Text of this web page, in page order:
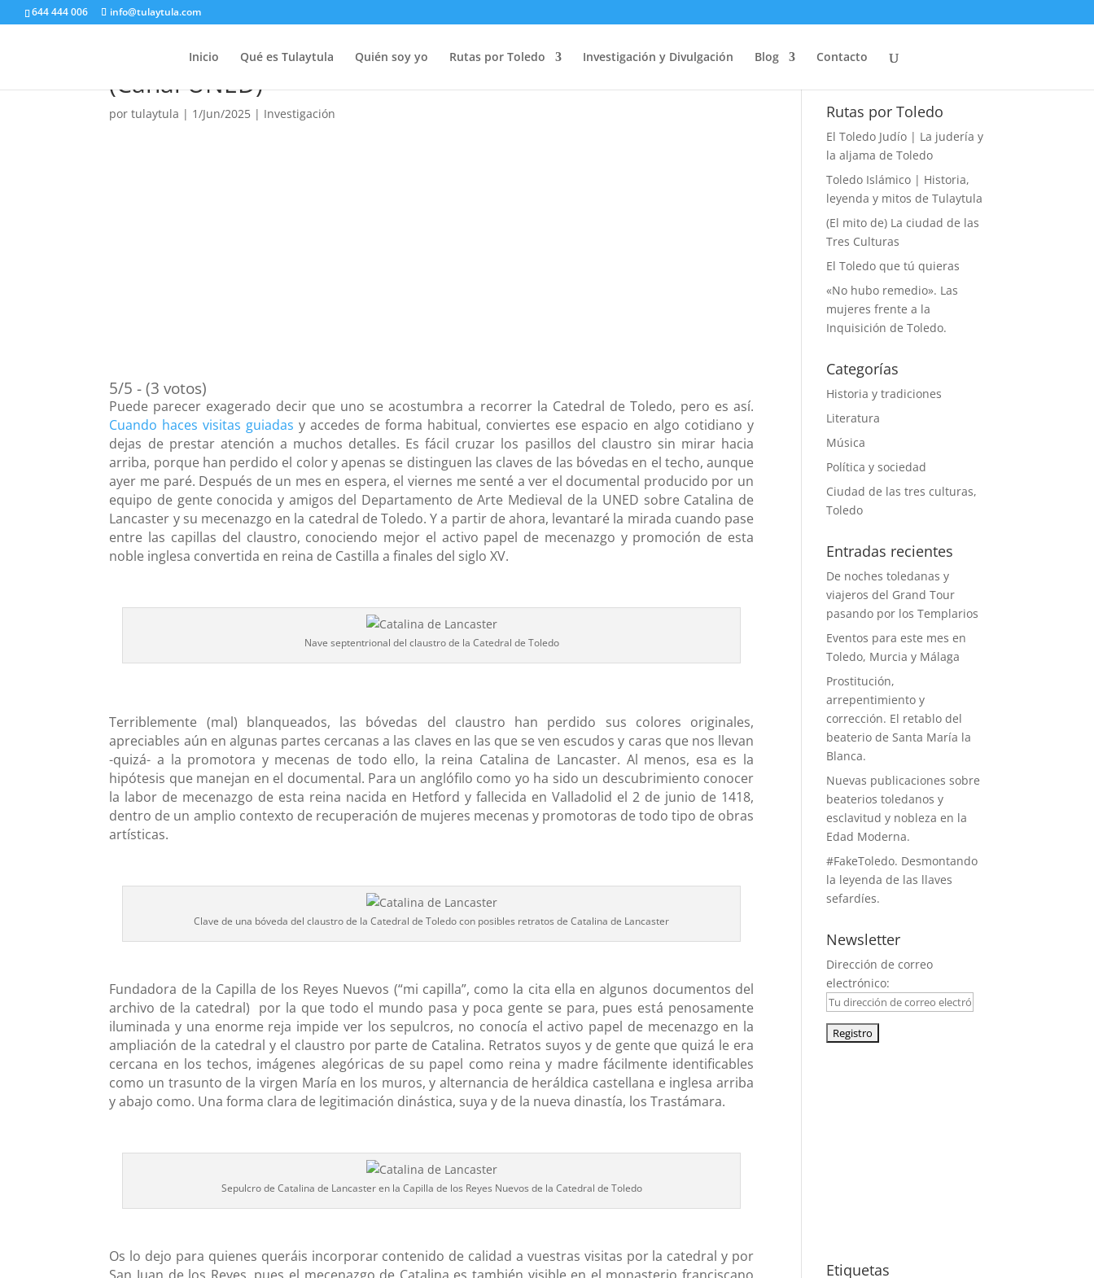
644 444 006 info@tulaytula.com
Inicio Qué es Tulaytula Quién soy yo Rutas por Toledo Investigación y Divulgación Blog Contacto
La huella de la reina Catalina de Lancaster en Toledo
(Canal UNED)
portulaytula | 1/Jun/2025 | Investigación
5/5 - (3 votos)
Puede parecer exagerado decir que uno se acostumbra a recorrer la Catedral de Toledo, pero es así.
Cuando haces visitas guiadas y accedes de forma habitual, conviertes ese espacio en algo cotidiano y
dejas de prestar atención a muchos detalles. Es fácil cruzar los pasillos del claustro sin mirar hacia
arriba, porque han perdido el color y apenas se distinguen las claves de las bóvedas en el techo, aunque
ayer me paré. Después de un mes en espera, el viernes me senté a ver el documental producido por un
equipo de gente conocida y amigos del Departamento de Arte Medieval de la UNED sobre Catalina de
Lancaster y su mecenazgo en la catedral de Toledo. Y a partir de ahora, levantaré la mirada cuando pase
entre las capillas del claustro, conociendo mejor el activo papel de mecenazgo y promoción de esta
noble inglesa convertida en reina de Castilla a finales del siglo XV.
Nave septentrional del claustro de la Catedral de Toledo
Terriblemente (mal) blanqueados, las bóvedas del claustro han perdido sus colores originales,
apreciables aún en algunas partes cercanas a las claves en las que se ven escudos y caras que nos llevan
-quizá- a la promotora y mecenas de todo ello, la reina Catalina de Lancaster. Al menos, esa es la
hipótesis que manejan en el documental. Para un anglófilo como yo ha sido un descubrimiento conocer
la labor de mecenazgo de esta reina nacida en Hetford y fallecida en Valladolid el 2 de junio de 1418,
dentro de un amplio contexto de recuperación de mujeres mecenas y promotoras de todo tipo de obras
artísticas.
Clave de una bóveda del claustro de la Catedral de Toledo con posibles retratos de Catalina de Lancaster
Fundadora de la Capilla de los Reyes Nuevos (“mi capilla”, como la cita ella en algunos documentos del
archivo de la catedral) por la que todo el mundo pasa y poca gente se para, pues está penosamente
iluminada y una enorme reja impide ver los sepulcros, no conocía el activo papel de mecenazgo en la
ampliación de la catedral y el claustro por parte de Catalina. Retratos suyos y de gente que quizá le era
cercana en los techos, imágenes alegóricas de su papel como reina y madre fácilmente identificables
como un trasunto de la virgen María en los muros, y alternancia de heráldica castellana e inglesa arriba
y abajo como. Una forma clara de legitimación dinástica, suya y de la nueva dinastía, los Trastámara.
Sepulcro de Catalina de Lancaster en la Capilla de los Reyes Nuevos de la Catedral de Toledo
Os lo dejo para quienes queráis incorporar contenido de calidad a vuestras visitas por la catedral y por
Rutas por Toledo
El Toledo Judío | La judería y
la aljama de Toledo
Toledo Islámico | Historia,
leyenda y mitos de Tulaytula
(El mito de) La ciudad de las
Tres Culturas
El Toledo que tú quieras
«No hubo remedio». Las
mujeres frente a la
Inquisición de Toledo.
Categorías
Historia y tradiciones
Literatura
Música
Política y sociedad
Ciudad de las tres culturas,
Toledo
Entradas recientes
De noches toledanas y
viajeros del Grand Tour
pasando por los Templarios
Eventos para este mes en
Toledo, Murcia y Málaga
Prostitución,
arrepentimiento y
corrección. El retablo del
beaterio de Santa María la
Blanca.
Nuevas publicaciones sobre
beaterios toledanos y
esclavitud y nobleza en la
Edad Moderna.
#FakeToledo. Desmontando
la leyenda de las llaves
sefardíes.
Newsletter
Dirección de correo
electrónico:
Etiquetas